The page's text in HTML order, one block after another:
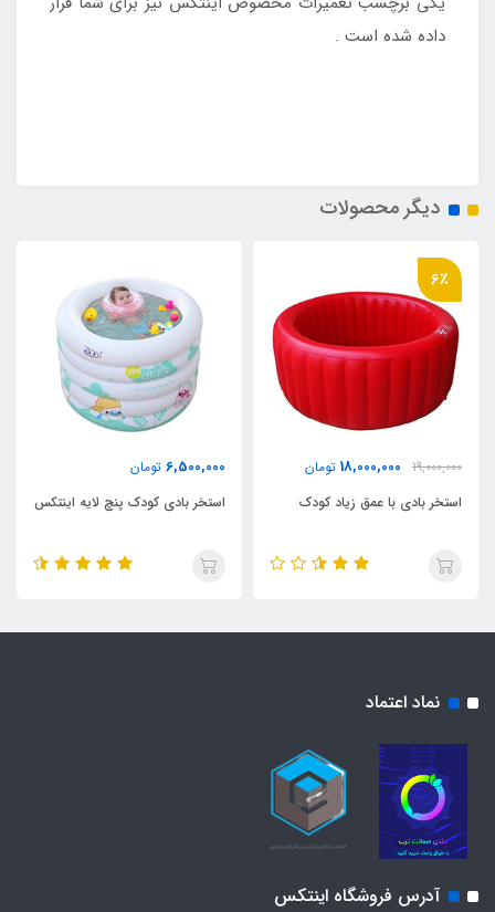
داده شده است .
دیگر محصولات
6٪
19,000,000
18,000,000 تومان
استخر بادی با عمق زیاد کودک
6,500,000 تومان
استخر بادی کودک پنچ لایه اینتکس
نماد اعتماد
آدرس فروشگاه اینتکس